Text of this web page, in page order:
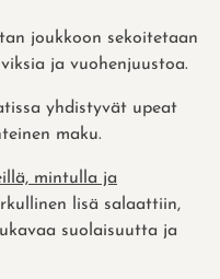
joukkoon sekoitetaan
ja vuohenjuustoa.
yhdistyvät upeat
maku.
mintulla ja
lisä salaattiin,
suolaisuutta ja